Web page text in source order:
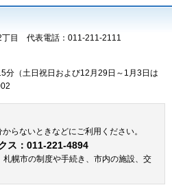
丁目 代表電話：011-211-2111
分（土日祝日および12月29日～1月3日は
らないときなどにご利用ください。
ス：011-221-4894
幌市の制度や手続き、市内の施設、交